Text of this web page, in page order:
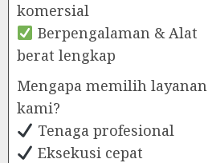
komersial
Berpengalaman & Alat
berat lengkap
Mengapa memilih layanan
kami?
Tenaga profesional
Eksekusi cepat